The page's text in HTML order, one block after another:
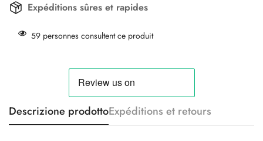
Expéditions sûres et rapides
59 personnes consultent ce produit
Descrizione prodottoExpéditions et retours